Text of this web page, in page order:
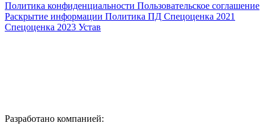
Политика конфиденциальности Пользовательское соглашение
Раскрытие информации Политика ПД Спецоценка 2021
Спецоценка 2023 Устав
Разработано компанией: